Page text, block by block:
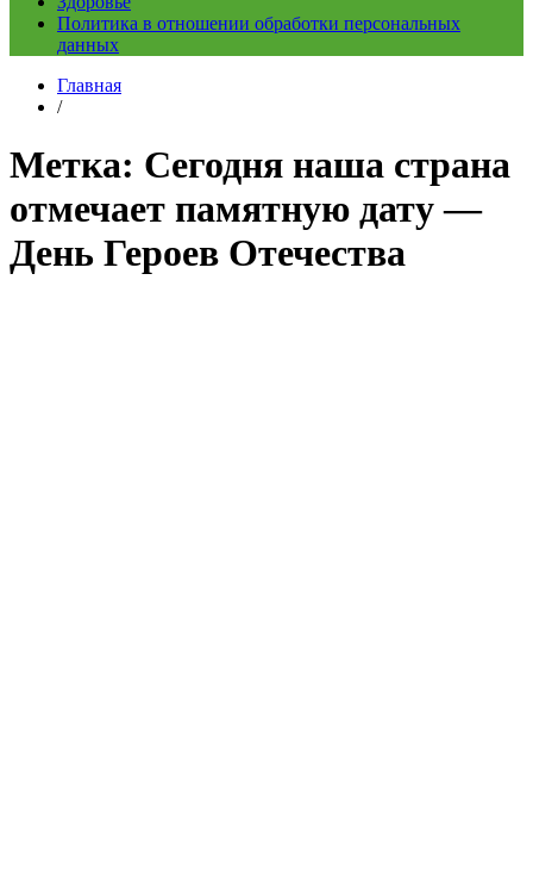
Политика в отношении обработки персональных
данных
Главная
/
Метка: Сегодня наша страна
отмечает памятную дату —
День Героев Отечества